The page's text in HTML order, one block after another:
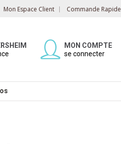
Mon Espace Client Commande Rapide
MON COMPTE
se connecter